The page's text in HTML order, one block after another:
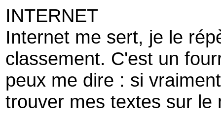
INTERNET
Internet me sert, je le
classement. C'est un
peux me dire : si
trouver mes textes sur le